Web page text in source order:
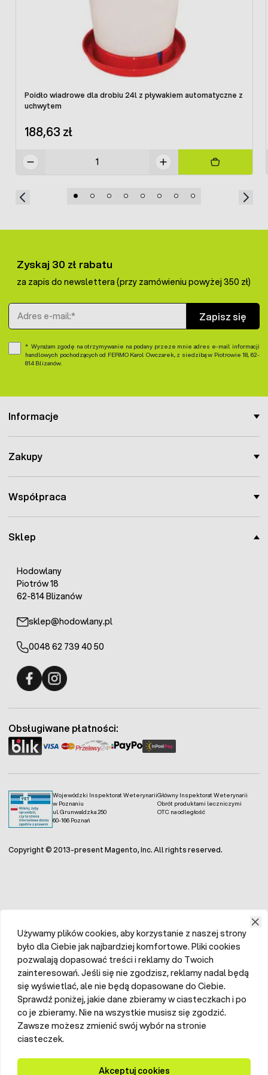
Poidło wiadrowe dla drobiu 24l z pływakiem automatyczne z
uchwytem
188,63 zł
Sklep
Hodowlany
Piotrów 18
62-814 Blizanów
sklep@hodowlany.pl
0048 62 739 40 50
Informacje
Zakupy
Współpraca
Zyskaj 30 zł rabatu
za zapis do newslettera (przy zamówieniu powyżej 350 zł)
Adres e-mail
Zapisz się
Wyrażam zgodę na otrzymywanie na podany przeze mnie adres e-mail informacji
handlowych pochodzących od FERMO Karol Owczarek, z siedzibą w Piotrowie 18, 62-
814 Blizanów.
Wojewódzki Inspektorat Weterynarii
w Poznaniu
ul. Grunwaldzka 250
60-166 Poznań
Główny Inspektorat Weterynarii
Obrót produktami leczniczymi
OTC na odległość
Obsługiwane płatności:
Copyright © 2013-present Magento, Inc. All rights reserved.
Używamy plików cookies, aby korzystanie z naszej strony
było dla Ciebie jak najbardziej komfortowe. Pliki cookies
pozwalają dopasować treści i reklamy do Twoich
zainteresowań. Jeśli się nie zgodzisz, reklamy nadal będą
się wyświetlać, ale nie będą dopasowane do Ciebie.
Sprawdź poniżej, jakie dane zbieramy w ciasteczkach i po
co je zbieramy. Nie na wszystkie musisz się zgodzić.
Zawsze możesz zmienić swój wybór na stronie
ciasteczek.
Akceptuj cookies